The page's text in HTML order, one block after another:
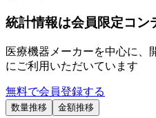
統計情報は会員限定コン
医療機器メーカーを中心に、
にご利用いただいています
無料で会員登録する
数量推移 金額推移